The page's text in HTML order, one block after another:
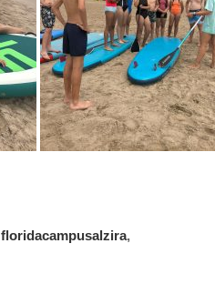
floridacampusalzira,